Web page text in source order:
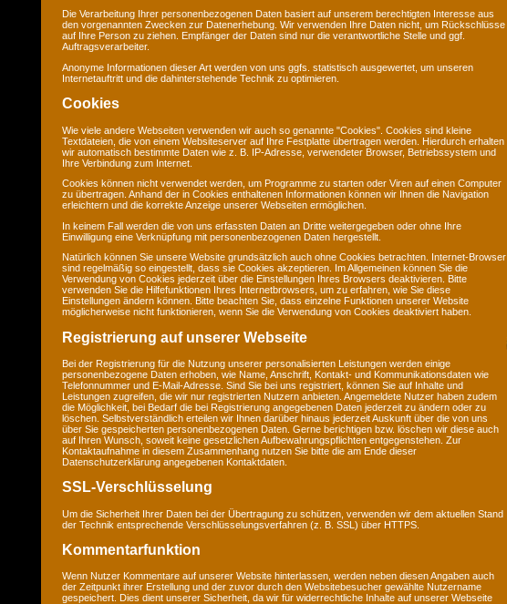
Die Verarbeitung Ihrer personenbezogenen Daten basiert auf unserem berechtigten Interesse aus
den vorgenannten Zwecken zur Datenerhebung. Wir verwenden Ihre Daten nicht, um Rückschlüsse
auf Ihre Person zu ziehen. Empfänger der Daten sind nur die verantwortliche Stelle und ggf.
Auftragsverarbeiter.
Anonyme Informationen dieser Art werden von uns ggfs. statistisch ausgewertet, um unseren
Internetauftritt und die dahinterstehende Technik zu optimieren.
Cookies
Wie viele andere Webseiten verwenden wir auch so genannte "Cookies". Cookies sind kleine
Textdateien, die von einem Websiteserver auf Ihre Festplatte übertragen werden. Hierdurch erhalten
wir automatisch bestimmte Daten wie z. B. IP-Adresse, verwendeter Browser, Betriebssystem und
Ihre Verbindung zum Internet.
Cookies können nicht verwendet werden, um Programme zu starten oder Viren auf einen Computer
zu übertragen. Anhand der in Cookies enthaltenen Informationen können wir Ihnen die Navigation
erleichtern und die korrekte Anzeige unserer Webseiten ermöglichen.
In keinem Fall werden die von uns erfassten Daten an Dritte weitergegeben oder ohne Ihre
Einwilligung eine Verknüpfung mit personenbezogenen Daten hergestellt.
Natürlich können Sie unsere Website grundsätzlich auch ohne Cookies betrachten. Internet-Browser
sind regelmäßig so eingestellt, dass sie Cookies akzeptieren. Im Allgemeinen können Sie die
Verwendung von Cookies jederzeit über die Einstellungen Ihres Browsers deaktivieren. Bitte
verwenden Sie die Hilfefunktionen Ihres Internetbrowsers, um zu erfahren, wie Sie diese
Einstellungen ändern können. Bitte beachten Sie, dass einzelne Funktionen unserer Website
möglicherweise nicht funktionieren, wenn Sie die Verwendung von Cookies deaktiviert haben.
Registrierung auf unserer Webseite
Bei der Registrierung für die Nutzung unserer personalisierten Leistungen werden einige
personenbezogene Daten erhoben, wie Name, Anschrift, Kontakt- und Kommunikationsdaten wie
Telefonnummer und E-Mail-Adresse. Sind Sie bei uns registriert, können Sie auf Inhalte und
Leistungen zugreifen, die wir nur registrierten Nutzern anbieten. Angemeldete Nutzer haben zudem
die Möglichkeit, bei Bedarf die bei Registrierung angegebenen Daten jederzeit zu ändern oder zu
löschen. Selbstverständlich erteilen wir Ihnen darüber hinaus jederzeit Auskunft über die von uns
über Sie gespeicherten personenbezogenen Daten. Gerne berichtigen bzw. löschen wir diese auch
auf Ihren Wunsch, soweit keine gesetzlichen Aufbewahrungspflichten entgegenstehen. Zur
Kontaktaufnahme in diesem Zusammenhang nutzen Sie bitte die am Ende dieser
Datenschutzerklärung angegebenen Kontaktdaten.
SSL-Verschlüsselung
Um die Sicherheit Ihrer Daten bei der Übertragung zu schützen, verwenden wir dem aktuellen Stand
der Technik entsprechende Verschlüsselungsverfahren (z. B. SSL) über HTTPS.
Kommentarfunktion
Wenn Nutzer Kommentare auf unserer Website hinterlassen, werden neben diesen Angaben auch
der Zeitpunkt ihrer Erstellung und der zuvor durch den Websitebesucher gewählte Nutzername
gespeichert. Dies dient unserer Sicherheit, da wir für widerrechtliche Inhalte auf unserer Webseite